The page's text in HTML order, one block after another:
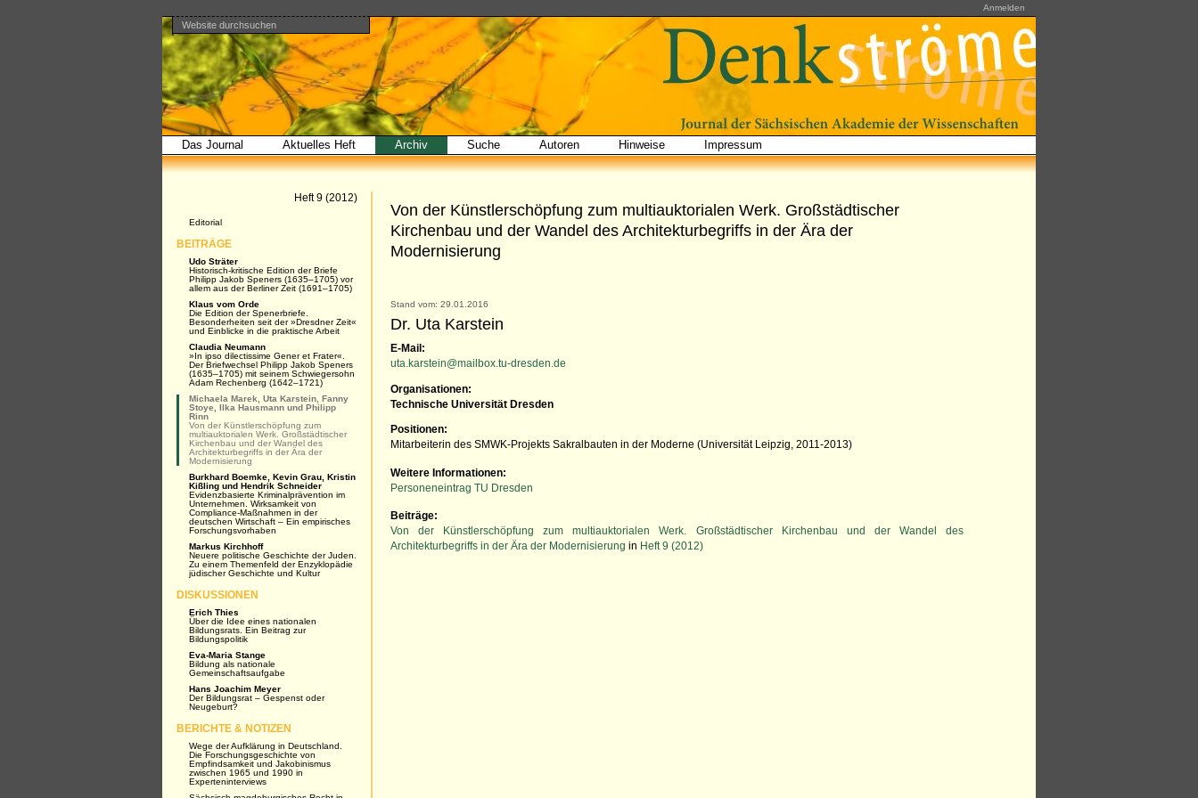
Direkt
zum
Inhalt
|
Direkt
zur
Navigation
Benutzerspezifische
Werkzeuge
Anmelden
Website durchsuchen
Erweiterte
Suche…
Bereiche
Das Journal Aktuelles Heft Archiv Suche Autoren Hinweise Impressum
Von der Künstlerschöpfung zum multiauktorialen Werk. Großstädtischer
Kirchenbau und der Wandel des Architekturbegriffs in der Ära der
Modernisierung
Stand vom: 29.01.2016
Dr. Uta Karstein
E-Mail:
uta.karstein@mailbox.tu-dresden.de
Organisationen:
Technische Universität Dresden
Positionen:
Mitarbeiterin des SMWK-Projekts Sakralbauten in der Moderne (Universität Leipzig, 2011-2013)
Weitere Informationen:
Personeneintrag TU Dresden
Beiträge:
Von der Künstlerschöpfung zum multiauktorialen Werk. Großstädtischer Kirchenbau und der Wandel des
Architekturbegriffs in der Ära der Modernisierung in Heft 9 (2012)
Heft 9 (2012)
Editorial
BEITRÄGE
Udo Sträter
Historisch-kritische Edition der Briefe
Philipp Jakob Speners (1635–1705) vor
allem aus der Berliner Zeit (1691–1705)
Klaus vom Orde
Die Edition der Spenerbriefe.
Besonderheiten seit der »Dresdner Zeit«
und Einblicke in die praktische Arbeit
Claudia Neumann
»In ipso dilectissime Gener et Frater«.
Der Briefwechsel Philipp Jakob Speners
(1635–1705) mit seinem Schwiegersohn
Adam Rechenberg (1642–1721)
Michaela Marek, Uta Karstein, Fanny
Stoye, Ilka Hausmann und Philipp
Rinn
Von der Künstlerschöpfung zum
multiauktorialen Werk. Großstädtischer
Kirchenbau und der Wandel des
Architekturbegriffs in der Ära der
Modernisierung
Burkhard Boemke, Kevin Grau, Kristin
Kißling und Hendrik Schneider
Evidenzbasierte Kriminalprävention im
Unternehmen. Wirksamkeit von
Compliance-Maßnahmen in der
deutschen Wirtschaft – Ein empirisches
Forschungsvorhaben
Markus Kirchhoff
Neuere politische Geschichte der Juden.
Zu einem Themenfeld der Enzyklopädie
jüdischer Geschichte und Kultur
DISKUSSIONEN
Erich Thies
Über die Idee eines nationalen
Bildungsrats. Ein Beitrag zur
Bildungspolitik
Eva-Maria Stange
Bildung als nationale
Gemeinschaftsaufgabe
Hans Joachim Meyer
Der Bildungsrat – Gespenst oder
Neugeburt?
BERICHTE & NOTIZEN
Wege der Aufklärung in Deutschland.
Die Forschungsgeschichte von
Empfindsamkeit und Jakobinismus
zwischen 1965 und 1990 in
Experteninterviews